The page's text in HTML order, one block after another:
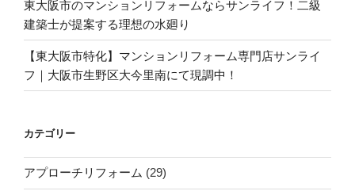
東大阪市のマンションリフォームならサンライフ！二級
建築士が提案する理想の水廻り
【東大阪市特化】マンションリフォーム専門店サンライ
フ｜大阪市生野区大今里南にて現調中！
カテゴリー
アプローチリフォーム (29)